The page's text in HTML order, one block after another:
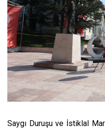
Saygı Duruşu ve İstiklal